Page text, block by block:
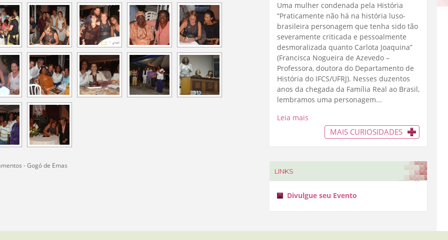
- Gogó de Emas
Uma mulher condenada pela História
“Praticamente não há na história luso-
brasileira personagem que tenha sido tão
severamente criticada e pessoalmente
desmoralizada quanto Carlota Joaquina”
(Francisca Nogueira de Azevedo –
Professora, doutora do Departamento de
História do IFCS/UFRJ). Nesses duzentos
anos da chegada da Família Real ao Brasil,
lembramos uma personagem...
Leia mais
MAIS CURIOSIDADES
LINKS
Divulgue seu Evento